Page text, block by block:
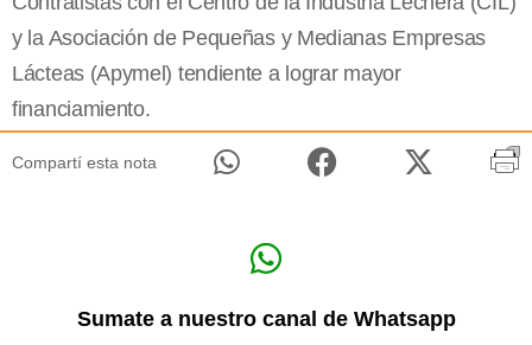
y la Asociación de Pequeñas y Medianas Empresas
Lácteas (Apymel) tendiente a lograr mayor
financiamiento.
Compartí esta nota
Sumate a nuestro canal de Whatsapp